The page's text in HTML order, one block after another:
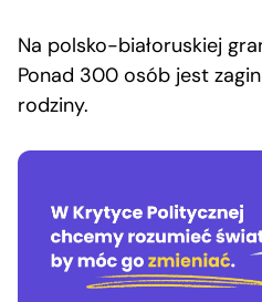
Na polsko-białoruskiej
Ponad 300 osób jest
rodziny.